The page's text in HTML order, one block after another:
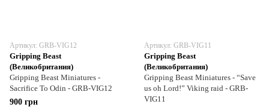
Артикул: GRB-VIG12
Gripping Beast
(Великобритания)
Gripping Beast Miniatures -
Sacrifice To Odin - GRB-VIG12
900 грн
Артикул: GRB-VIG11
Gripping Beast
(Великобритания)
Gripping Beast Miniatures - “Save
us oh Lord!” Viking raid - GRB-
VIG11